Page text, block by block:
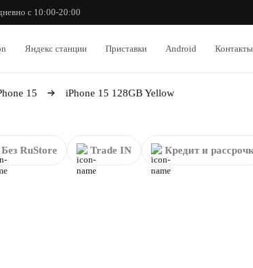
с 10:00-20:00
Яндекс станции Приставки Android Контакты
15 iPhone 15 128GB Yellow
Без RuStore Trade IN Кредит и